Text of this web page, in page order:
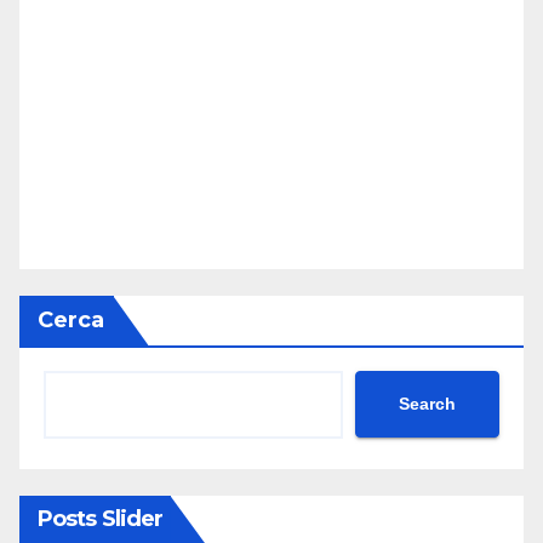
Cerca
Search
Posts Slider